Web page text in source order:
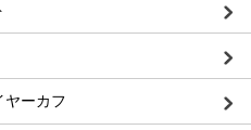
ヤーカフ